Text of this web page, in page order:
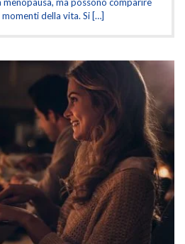
ma possono comparire
della vita. Si […]